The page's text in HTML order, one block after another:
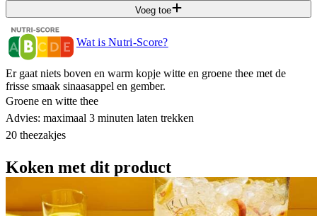
Voeg toe
Wat is Nutri-Score?
Er gaat niets boven en warm kopje witte en groene thee met de
frisse smaak sinaasappel en gember.
Groene en witte thee
Advies: maximaal 3 minuten laten trekken
20 theezakjes
Koken met dit product